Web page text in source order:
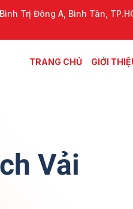
Trị Đông A, Bình Tân,
TRANG CHỦ GIỚI
Vải